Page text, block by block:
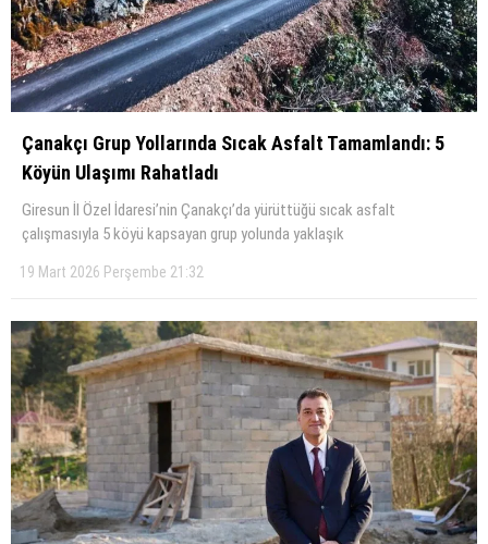
Çanakçı Grup Yollarında Sıcak Asfalt Tamamlandı: 5
Köyün Ulaşımı Rahatladı
Giresun İl Özel İdaresi’nin Çanakçı’da yürüttüğü sıcak asfalt
çalışmasıyla 5 köyü kapsayan grup yolunda yaklaşık
19 Mart 2026 Perşembe 21:32